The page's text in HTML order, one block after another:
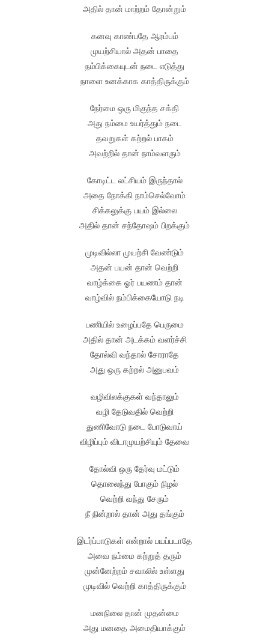
அதில் தான் மாற்றம் தோன்றும்
கனவு காண்பதே ஆரம்பம்
முயற்சியால் அதன் பாதை
நம்பிக்கையுடன் நடை எடுத்து
நாளை உனக்காக காத்திருக்கும்
நேர்மை ஒரு மிகுந்த சக்தி
அது நம்மை உயர்த்தும் நடை
தவறுகள் கற்றல் பாகம்
அவற்றில் தான் நாம்வளரும்
கோடிட்ட லட்சியம் இருந்தால்
அதை நோக்கி நாம்செல்வோம்
சிக்கலுக்கு பயம் இல்லை
அதில் தான் சந்தோஷம் பிறக்கும்
முடிவில்லா முயற்சி வேண்டும்
அதன் பயன் தான் வெற்றி
வாழ்க்கை ஓர் பயணம் தான்
வாழ்வில் நம்பிக்கையோடு நடி
பணியில் உழைப்பதே பெருமை
அதில் தான் அடக்கம் வளர்ச்சி
தோல்வி வந்தால் சோராதே
அது ஒரு கற்றல் அனுபவம்
வழிவிலக்குகள் வந்தாலும்
வழி தேடுவதில் வெற்றி
துணிவோடு நடை போடுவாய்
விழிப்பும் விடாமுயற்சியும் தேவை
தோல்வி ஒரு தேர்வு மட்டும்
தொலைந்து போகும் நிழல்
வெற்றி வந்து சேரும்
நீ நின்றால் தான் அது தங்கும்
இடர்ப்பாடுகள் என்றால் பயப்படாதே
அவை நம்மை கற்றுத் தரும்
முன்னேற்றம் சவாலில் உள்ளது
முடிவில் வெற்றி காத்திருக்கும்
மனநிலை தான் முதன்மை
அது மனதை அமைதியாக்கும்